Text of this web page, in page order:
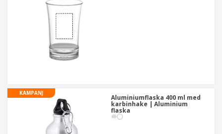
KAMPANJ
Aluminiumflaska 400 ml med
karbinhake | Aluminium
flaska